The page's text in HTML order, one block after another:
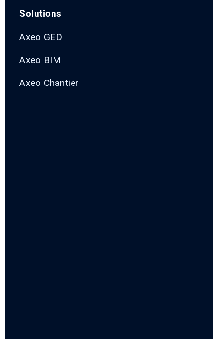
Solutions
Axeo GED
Axeo BIM
Axeo Chantier